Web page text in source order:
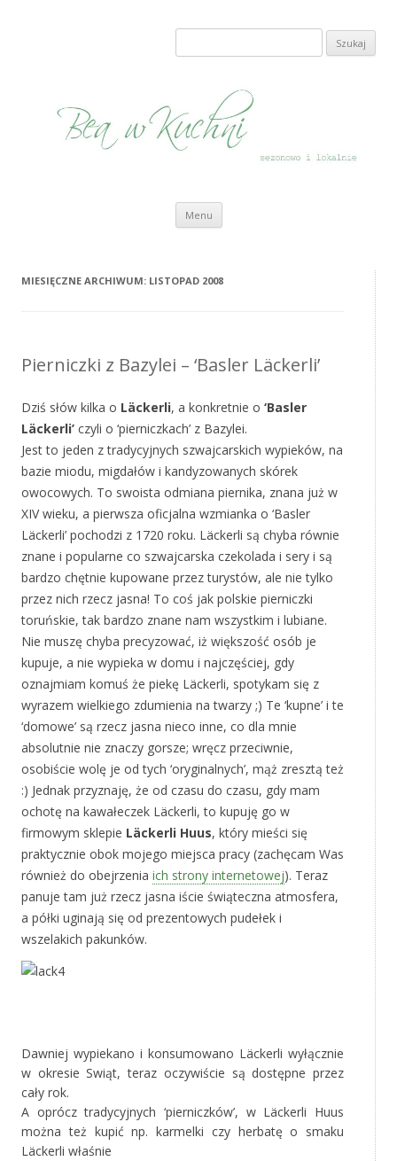
Szukaj:
Menu Przeskocz do treści
MIESIĘCZNE ARCHIWUM: LISTOPAD 2008
Pierniczki z Bazylei – ‘Basler Läckerli’
Dziś słów kilka o Läckerli, a konkretnie o ‘Basler
Läckerli’ czyli o ‘pierniczkach’ z Bazylei.
Jest to jeden z tradycyjnych szwajcarskich wypieków, na
bazie miodu, migdałów i kandyzowanych skórek
owocowych. To swoista odmiana piernika, znana już w
XIV wieku, a pierwsza oficjalna wzmianka o ‘Basler
Läckerli’ pochodzi z 1720 roku. Läckerli są chyba równie
znane i popularne co szwajcarska czekolada i sery i są
bardzo chętnie kupowane przez turystów, ale nie tylko
przez nich rzecz jasna! To coś jak polskie pierniczki
toruńskie, tak bardzo znane nam wszystkim i lubiane.
Nie muszę chyba precyzować, iż większość osób je
kupuje, a nie wypieka w domu i najczęściej, gdy
oznajmiam komuś że piekę Läckerli, spotykam się z
wyrazem wielkiego zdumienia na twarzy ;) Te ‘kupne’ i te
‘domowe’ są rzecz jasna nieco inne, co dla mnie
absolutnie nie znaczy gorsze; wręcz przeciwnie,
osobiście wolę je od tych ‘oryginalnych’, mąż zresztą też
:) Jednak przyznaję, że od czasu do czasu, gdy mam
ochotę na kawałeczek Läckerli, to kupuję go w
firmowym sklepie Läckerli Huus, który mieści się
praktycznie obok mojego miejsca pracy (zachęcam Was
również do obejrzenia ich strony internetowej). Teraz
panuje tam już rzecz jasna iście świąteczna atmosfera,
a półki uginają się od prezentowych pudełek i
wszelakich pakunków.
Dawniej wypiekano i konsumowano Läckerli wyłącznie
w okresie Swiąt, teraz oczywiście są dostępne przez
cały rok.
A oprócz tradycyjnych ‘pierniczków’, w Läckerli Huus
można też kupić np. karmelki czy herbatę o smaku
Läckerli właśnie